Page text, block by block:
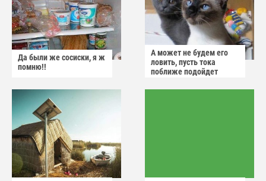
Да были же сосиски, я ж
помню!!
А может не будем его
ловить, пусть тока
поближе подойдет